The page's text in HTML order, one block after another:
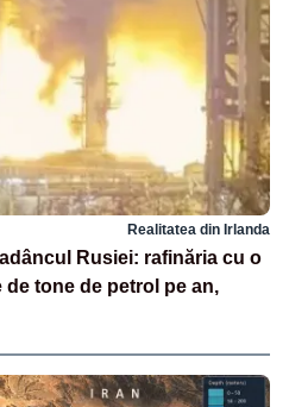
Realitatea din Irlanda
Rusiei: rafinăria cu o
tone de petrol pe an,